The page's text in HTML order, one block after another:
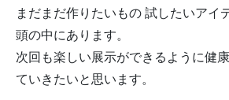
まだまだ作りたいもの 試したいアイ
頭の中にあります。
次回も楽しい展示ができるように健
ていきたいと思います。